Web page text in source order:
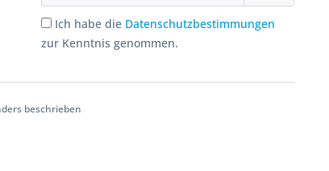
Ich habe die Datenschutzbestimmungen
zur Kenntnis genommen.
beschrieben